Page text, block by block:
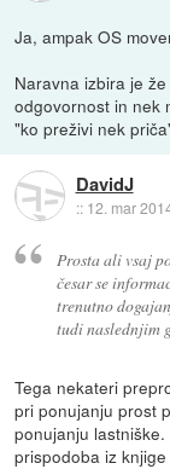
Ja, ampak OS
Naravna izbira je
odgovornost in nek
"ko preživi nek
DavidJ
:: 12. mar
Prosta ali vsaj
česar se
trenutno
tudi naslednjim
Tega nekateri
pri ponujanju prost
ponujanju
prispodoba iz